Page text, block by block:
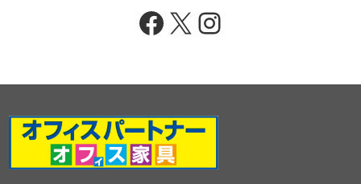
Facebook
X Instagram